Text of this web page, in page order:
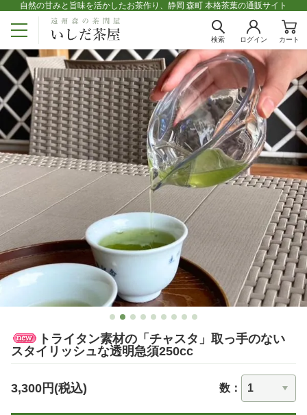
自然の甘みと旨味を活かしたお茶作り、静岡 森町 本格茶葉の通販サイト
検索 ログイン カート
トライタン素材の「チャスタ」取っ手のない
スタイリッシュな透明急須250cc
3,300円(税込) 数：